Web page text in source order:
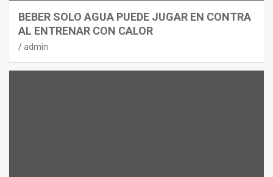
BEBER SOLO AGUA PUEDE JUGAR EN CONTRA
AL ENTRENAR CON CALOR
admin